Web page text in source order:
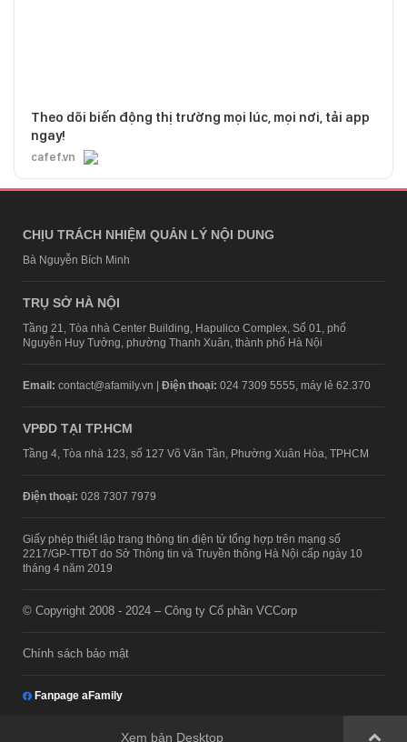
Theo dõi biến động thị trường mọi lúc, mọi nơi, tải app
ngay!
cafef.vn
CHỊU TRÁCH NHIỆM QUẢN LÝ NỘI DUNG
Bà Nguyễn Bích Minh
TRỤ SỞ HÀ NỘI
Tầng 21, Tòa nhà Center Building, Hapulico Complex, Số 01, phố
Nguyễn Huy Tưởng, phường Thanh Xuân, thành phố Hà Nội
Email: contact@afamily.vn | Điện thoại: 024 7309 5555, máy lẻ 62.370
VPĐD TẠI TP.HCM
Tầng 4, Tòa nhà 123, số 127 Võ Văn Tần, Phường Xuân Hòa, TPHCM
Điện thoại: 028 7307 7979
Giấy phép thiết lập trang thông tin điện tử tổng hợp trên mạng số
2217/GP-TTĐT do Sở Thông tin và Truyền thông Hà Nội cấp ngày 10
tháng 4 năm 2019
© Copyright 2008 - 2024 – Công ty Cổ phần VCCorp
Chính sách bảo mật
Fanpage aFamily
Xem bản Desktop